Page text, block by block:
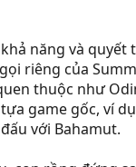
năng và quyết
riêng của
thuộc như
game gốc, ví
với Bahamut.